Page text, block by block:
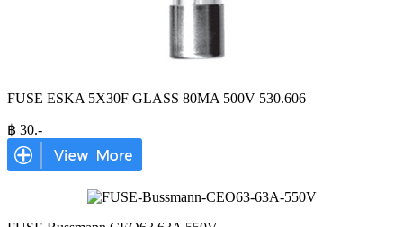
FUSE ESKA 5X30F GLASS 80MA 500V 530.606
฿ 30.-